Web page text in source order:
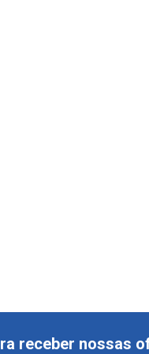
receber nossas